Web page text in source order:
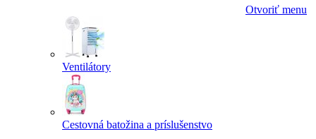
Otvoriť menu
Ventilátory
Cestovná batožina a príslušenstvo